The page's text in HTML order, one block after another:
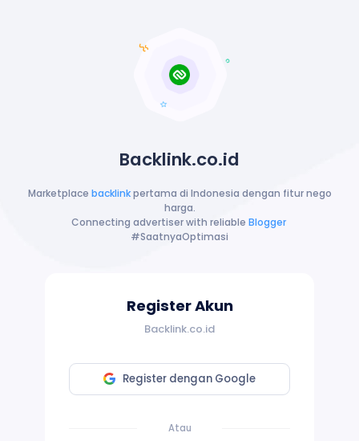
Backlink.co.id
Marketplace backlink pertama di Indonesia dengan fitur nego
harga.
Connecting advertiser with reliable Blogger
#SaatnyaOptimasi
Register Akun
Backlink.co.id
Register dengan Google
Atau